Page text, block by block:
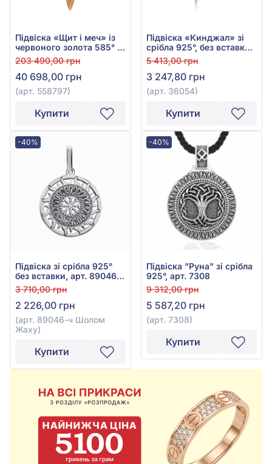
Підвіска «Щит і меч» із
червоного золота 585° з
чорним фіанітом/
куб.цирконієм, арт.
558797
203 490,00 грн
40 698,00 грн
(арт. 558797)
Купити
Підвіска «Кинджал» зі
срібла 925°, без вставки,
арт. 36054
5 413,00 грн
3 247,80 грн
(арт. 36054)
Купити
-40%
Підвіска зі срібла 925°
без вставки, арт. 89046-ч
Шолом Жаху
3 710,00 грн
2 226,00 грн
(арт. 89046-ч Шолом
Жаху)
Купити
-40%
Підвіска "Руна" зі срібла
925°, арт. 7308
9 312,00 грн
5 587,20 грн
(арт. 7308)
Купити